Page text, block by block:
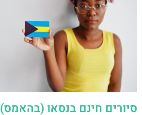
סיורים חינם בנסאו (בהאמס)